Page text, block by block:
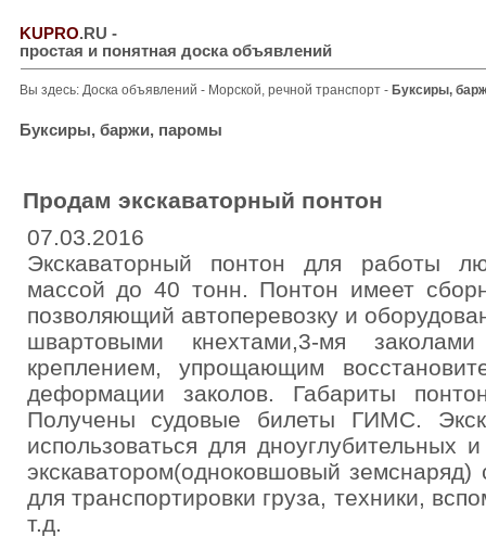
KUPRO.RU -
простая и понятная доска объявлений
Вы здесь: Доска объявлений - Морской, речной транспорт - Буксиры,
Буксиры, баржи, паромы
Продам экскаваторный понтон
07.03.2016
Экскаваторный понтон для работы
массой до 40 тонн. Понтон имеет
позволяющий автоперевозку и
швартовыми кнехтами,3-мя
креплением, упрощающим
деформации заколов. Габариты
Получены судовые билеты ГИМС.
использоваться для дноуглубительных
экскаватором(одноковшовый
для транспортировки груза, техники,
т.д.